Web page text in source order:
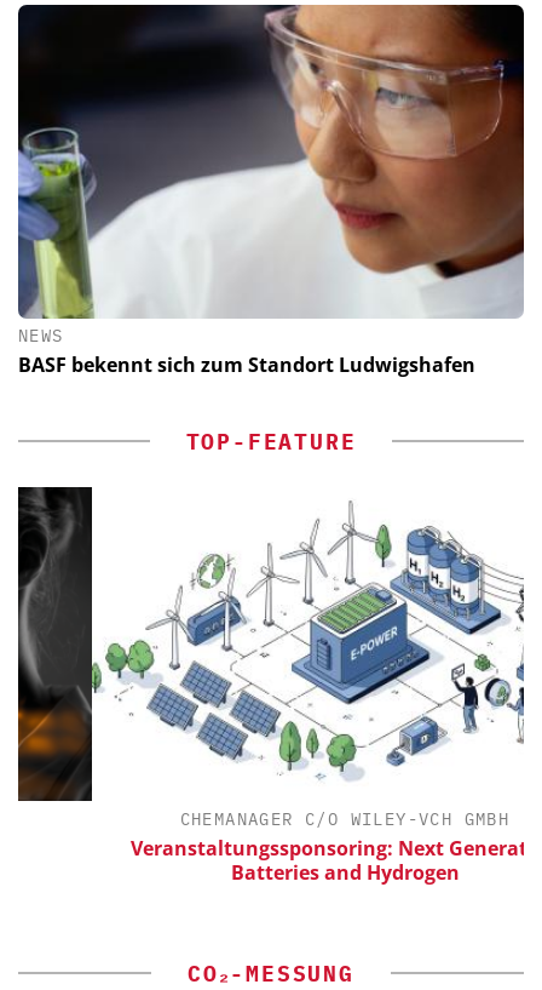
NEWS
BASF bekennt sich zum Standort Ludwigshafen
TOP-FEATURE
CHEMANAGER C/O WILEY-VCH GMBH
Veranstaltungssponsoring: Next Generation
Batteries and Hydrogen
CO₂-MESSUNG